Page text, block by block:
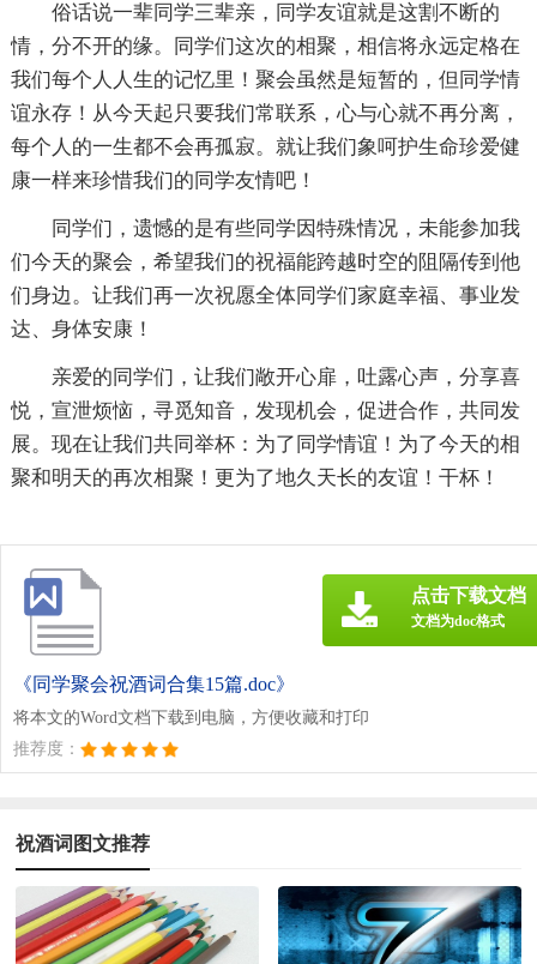
俗话说一辈同学三辈亲，同学友谊就是这割不断的
情，分不开的缘。同学们这次的相聚，相信将永远定格在
我们每个人人生的记忆里！聚会虽然是短暂的，但同学情
谊永存！从今天起只要我们常联系，心与心就不再分离，
每个人的一生都不会再孤寂。就让我们象呵护生命珍爱健
康一样来珍惜我们的同学友情吧！
同学们，遗憾的是有些同学因特殊情况，未能参加我
们今天的聚会，希望我们的祝福能跨越时空的阻隔传到他
们身边。让我们再一次祝愿全体同学们家庭幸福、事业发
达、身体安康！
亲爱的同学们，让我们敞开心扉，吐露心声，分享喜
悦，宣泄烦恼，寻觅知音，发现机会，促进合作，共同发
展。现在让我们共同举杯：为了同学情谊！为了今天的相
聚和明天的再次相聚！更为了地久天长的友谊！干杯！
《同学聚会祝酒词合集15篇.doc》
将本文的Word文档下载到电脑，方便收藏和打印
推荐度：
点击下载文档
文档为doc格式
祝酒词图文推荐